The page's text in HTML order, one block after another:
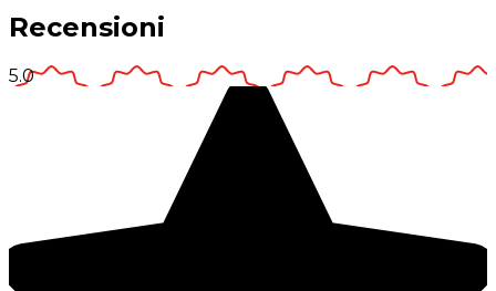
Recensioni
5.0